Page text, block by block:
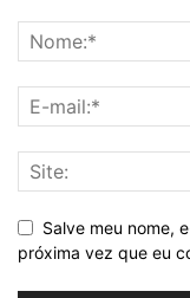
Salve meu nome,
próxima vez que eu